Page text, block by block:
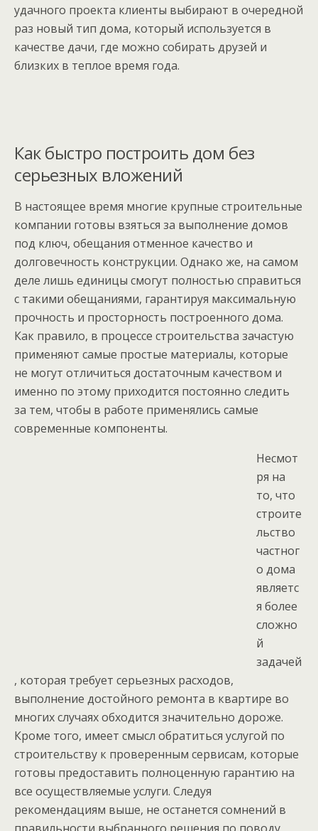
удачного проекта клиенты выбирают в очередной
раз новый тип дома, который используется в
качестве дачи, где можно собирать друзей и
близких в теплое время года.
Как быстро построить дом без
серьезных вложений
В настоящее время многие крупные строительные
компании готовы взяться за выполнение домов
под ключ, обещания отменное качество и
долговечность конструкции. Однако же, на самом
деле лишь единицы смогут полностью справиться
с такими обещаниями, гарантируя максимальную
прочность и просторность построенного дома.
Как правило, в процессе строительства зачастую
применяют самые простые материалы, которые
не могут отличиться достаточным качеством и
именно по этому приходится постоянно следить
за тем, чтобы в работе применялись самые
современные компоненты.
Несмот
ря на
то, что
строите
льство
частног
о дома
являетс
я более
сложно
й
задачей
, которая требует серьезных расходов,
выполнение достойного ремонта в квартире во
многих случаях обходится значительно дороже.
Кроме того, имеет смысл обратиться услугой по
строительству к проверенным сервисам, которые
готовы предоставить полноценную гарантию на
все осуществляемые услуги. Следуя
рекомендациям выше, не останется сомнений в